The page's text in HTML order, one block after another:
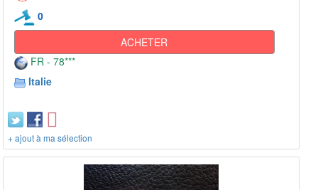
0
ACHETER
FR - 78***
Italie
+ ajout à ma sélection